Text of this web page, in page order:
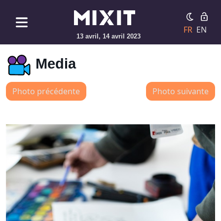
13 avril, 14 avril 2023
FR EN
Media
Photo précédente Photo suivante